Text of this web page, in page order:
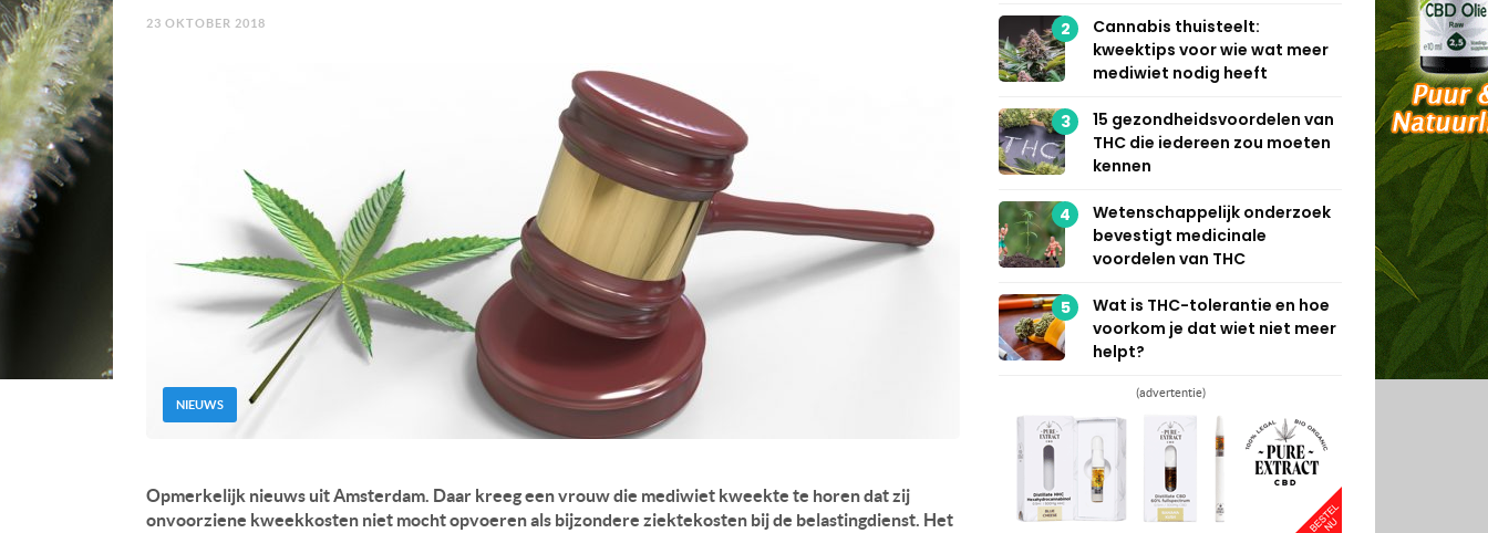
23 OKTOBER 2018
NIEUWS
Opmerkelijk nieuws uit Amsterdam. Daar kreeg een vrouw die mediwiet kweekte te horen dat zij
onvoorziene kweekkosten niet mocht opvoeren als bijzondere ziektekosten bij de belastingdienst. Het
2
Cannabis thuisteelt:
kweektips voor wie wat meer
mediwiet nodig heeft
3
15 gezondheidsvoordelen van
THC die iedereen zou moeten
kennen
4
Wetenschappelijk onderzoek
bevestigt medicinale
voordelen van THC
5
Wat is THC-tolerantie en hoe
voorkom je dat wiet niet meer
helpt?
(advertentie)